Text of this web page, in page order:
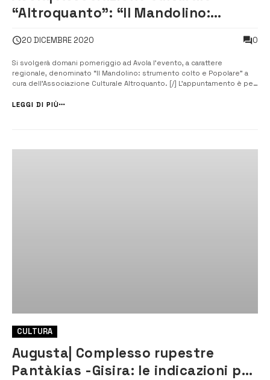
“Altroquanto”: “Il Mandolino:
20 DICEMBRE 2020 0
Si svolgerà domani pomeriggio ad Avola l’evento, a carattere
regionale, denominato “Il Mandolino: strumento colto e Popolare” a
cura dell’Associazione Culturale Altroquanto. [/] L’appuntamento è per
padri Domenicani. L’evento verrà trasmesso in streaming nel rispetto
LEGGI DI PIÙ
CULTURA
Augusta| Complesso rupestre
Pantàkias -Gisira: le indicazioni per